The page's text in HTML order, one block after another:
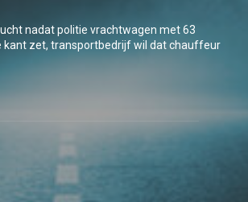
nadat politie vrachtwagen met 63
kant zet, transportbedrijf wil dat chauffeur